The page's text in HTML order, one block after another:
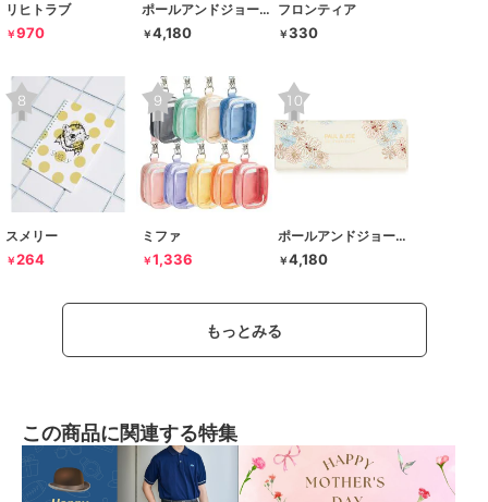
リヒトラブ
￥970
ポールアンドジョー ラ･パペトリー
￥4,180
フロンティア
￥330
スメリー
￥264
ミファ
￥1,336
ポールアンドジョー ラ･パペトリー
￥4,180
もっとみる
この商品に関連する特集